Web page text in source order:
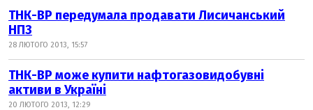
ТНК-ВР передумала продавати Лисичанський
НПЗ
28 ЛЮТОГО 2013, 15:57
ТНК-ВP може купити нафтогазовидобувні
активи в Україні
20 ЛЮТОГО 2013, 12:29